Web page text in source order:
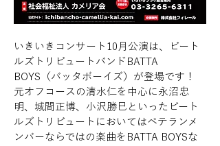
いきいきコンサート10月公演は、ビート
ルズトリビュートバンドBATTA
BOYS（バッタボーイズ）が登場です！
元オフコースの清水仁を中心に永沼忠
明、城間正博、小沢勝巳といったビート
ルズトリビュートにおいてはベテランメ
ンバーならではの楽曲をBATTA BOYSな